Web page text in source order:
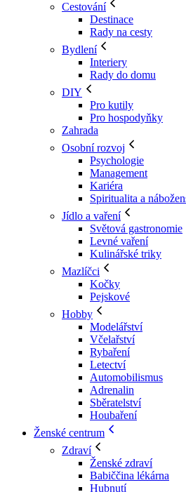
Cestování
Destinace
Rady na cesty
Bydlení
Interiery
Rady do domu
DIY
Pro kutily
Pro hospodyňky
Zahrada
Osobní rozvoj
Psychologie
Management
Kariéra
Spiritualita a
Jídlo a vaření
Světová gastronomie
Levné vaření
Kulinářské triky
Mazlíčci
Kočky
Pejskové
Hobby
Modelářství
Včelařství
Rybaření
Letectví
Automobilismus
Adrenalin
Sběratelství
Houbaření
Ženské centrum
Zdraví
Ženské zdraví
Babiččina lékárna
Hubnutí